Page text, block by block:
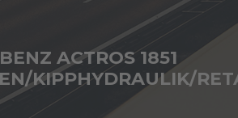
ACTROS 1851
KIPPHYDRAULIK/